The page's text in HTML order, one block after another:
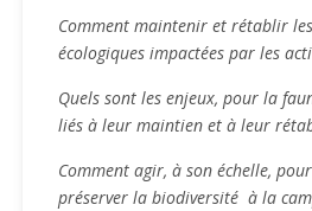
Comment maintenir et rétablir
écologiques impactées par les
Quels sont les enjeux, pour la
liés à leur maintien et à leur
Comment agir, à son échelle,
préserver la biodiversité à la